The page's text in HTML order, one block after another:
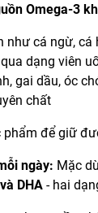
Omega-3
như cá ngừ, cá
dạng viên
gai dầu, óc
chất
phẩm để giữ
ngày: Mặc
DHA - hai